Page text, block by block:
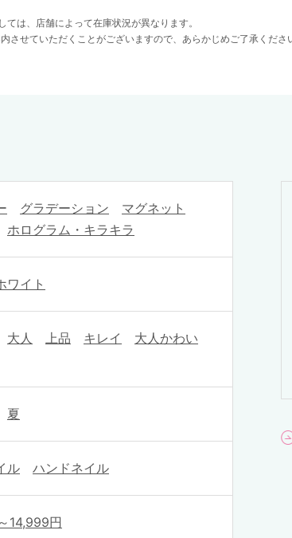
は、店舗によって在庫状況が異なります。
させていただくことがございますので、あらかじめご了承くださ
グラデーション
マグネット
ホログラム・キラキラ
ワイト
大人 上品 キレイ
大人かわい
夏
ル ハンドネイル
14,999円